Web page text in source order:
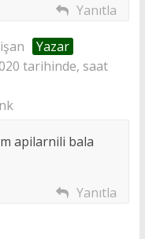
Yanıtla
Yazar
tarihinde, saat
apilarnili bala
Yanıtla